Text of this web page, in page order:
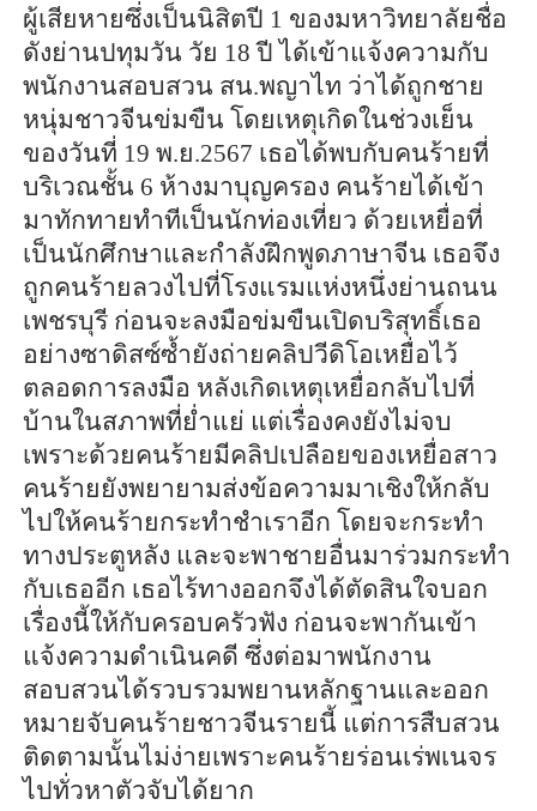
ผู้เสียหายซึ่งเป็นนิสิตปี 1 ของมหาวิทยาลัยชื่อ
ดังย่านปทุมวัน วัย 18 ปี ได้เข้าแจ้งความกับ
พนักงานสอบสวน สน.พญาไท ว่าได้ถูกชาย
หนุ่มชาวจีนข่มขืน โดยเหตุเกิดในช่วงเย็น
ของวันที่ 19 พ.ย.2567 เธอได้พบกับคนร้ายที่
บริเวณชั้น 6 ห้างมาบุญครอง คนร้ายได้เข้า
มาทักทายทำทีเป็นนักท่องเที่ยว ด้วยเหยื่อที่
เป็นนักศึกษาและกำลังฝึกพูดภาษาจีน เธอจึง
ถูกคนร้ายลวงไปที่โรงแรมแห่งหนึ่งย่านถนน
เพชรบุรี ก่อนจะลงมือข่มขืนเปิดบริสุทธิ์เธอ
อย่างซาดิสซ์ซ้ำยังถ่ายคลิปวีดิโอเหยื่อไว้
ตลอดการลงมือ หลังเกิดเหตุเหยื่อกลับไปที่
บ้านในสภาพที่ย่ำแย่ แต่เรื่องคงยังไม่จบ
เพราะด้วยคนร้ายมีคลิปเปลือยของเหยื่อสาว
คนร้ายยังพยายามส่งข้อความมาเชิงให้กลับ
ไปให้คนร้ายกระทำชำเราอีก โดยจะกระทำ
ทางประตูหลัง และจะพาชายอื่นมาร่วมกระทำ
กับเธออีก เธอไร้ทางออกจึงได้ตัดสินใจบอก
เรื่องนี้ให้กับครอบครัวฟัง ก่อนจะพากันเข้า
แจ้งความดำเนินคดี ซึ่งต่อมาพนักงาน
สอบสวนได้รวบรวมพยานหลักฐานและออก
หมายจับคนร้ายชาวจีนรายนี้ แต่การสืบสวน
ติดตามนั้นไม่ง่ายเพราะคนร้ายร่อนเร่พเนจร
ไปทั่วหาตัวจับได้ยาก